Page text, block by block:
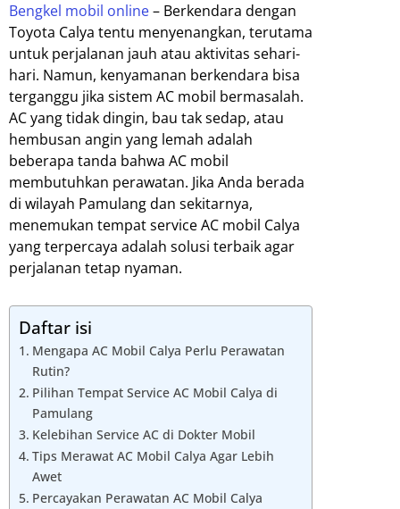
Bengkel mobil online– Berkendara dengan
Toyota Calya tentu menyenangkan, terutama
untuk perjalanan jauh atau aktivitas sehari-
hari. Namun, kenyamanan berkendara bisa
terganggu jika sistem AC mobil bermasalah.
AC yang tidak dingin, bau tak sedap, atau
hembusan angin yang lemah adalah
beberapa tanda bahwa AC mobil
membutuhkan perawatan. Jika Anda berada
di wilayah Pamulang dan sekitarnya,
menemukan tempat service AC mobil Calya
yang terpercaya adalah solusi terbaik agar
perjalanan tetap nyaman.
Daftar isi
Mengapa AC Mobil Calya Perlu Perawatan
Rutin?
Pilihan Tempat Service AC Mobil Calya di
Pamulang
Kelebihan Service AC di Dokter Mobil
Tips Merawat AC Mobil Calya Agar Lebih
Awet
Percayakan Perawatan AC Mobil Calya